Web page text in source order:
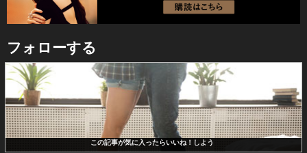
フォローする
この記事が気に入ったらいいね！しよう